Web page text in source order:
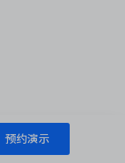
预约演示